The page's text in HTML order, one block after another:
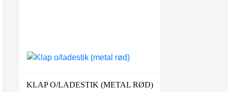
KLAP O/LADESTIK (METAL RØD)